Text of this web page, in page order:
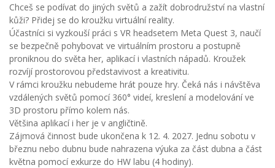
Chceš se podívat do jiných světů a zažít dobrodružství na vlastní
kůži? Přidej se do kroužku virtuální reality.
Účastníci si vyzkouší práci s VR headsetem Meta Quest 3, naučí
se bezpečně pohybovat ve virtuálním prostoru a postupně
proniknou do světa her, aplikací i vlastních nápadů. Kroužek
rozvíjí prostorovou představivost a kreativitu.
V rámci kroužku nebudeme hrát pouze hry. Čeká nás i návštěva
vzdálených světů pomocí 360° videí, kreslení a modelování ve
3D prostoru přímo kolem nás.
Většina aplikací i her je v angličtině.
Zájmová činnost bude ukončena k 12. 4. 2027. Jednu sobotu v
březnu nebo dubnu bude nahrazena výuka za část dubna a část
května pomocí exkurze do HW labu (4 hodiny).